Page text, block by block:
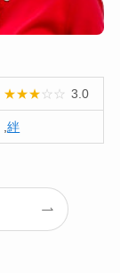
★★★☆ ☆ 3.0
,絆